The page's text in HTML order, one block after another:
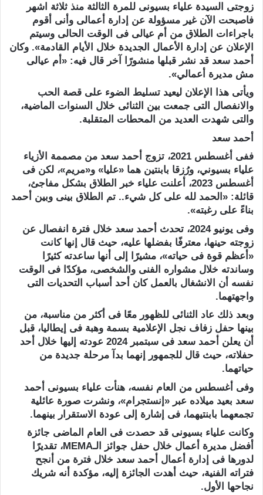
زوجتى السيدة علياء بسيونى للمرة الثالثة منذ ثلاثة اشهر
فاصبحت الآن غير مسؤولة عن إدارة أعمالى وأنى أقوم
باجراءات الطلاق من أم عيالى فى الوقت الحالى وسيتم
الإعلان عن إدارة الأعمال الجديدة خلال الأيام القادمة». وكان
أحمد سعد قد نشر قبلها منشورًا آخر قال فيه: «أم عيالى
مش مديرة أعمالي».
ويأتى هذا الإعلان ليعيد تسليط الضوء على قصة الحب
والانفصال التى جمعت بين الثنائى خلال السنوات الماضية،
والتى شهدت العديد من المحطات المتقلبة.
أحمد سعد
ففى أغسطس 2021، تزوج أحمد سعد من مصممة الأزياء
علياء بسيوني، ورُزقا بابنتين هما «عليا» و«مريم»، لكن فى
أغسطس 2023، أعلنت علياء خبر الطلاق بشكل مفاجئ،
قائلة: «الحمد لله على كل شيء.. تم الطلاق بينى وبين أحمد
بناءً على رغبته».
وفى يونيو 2024، تحدث أحمد سعد خلال فترة انفصال عن
زوجته حينها، معترفًا بفضلها عليه، حيث قال إنها كانت
«أعظم قوة فى حياته»، مشيرًا إلى أنها ساعدته كثيرًا
وساندته خلال مشواره الفنى والشخصى، مؤكدًا فى الوقت
نفسه أن الانشغال بالعمل كان أحد أسباب التحديات التى
واجهتهما.
وبعد ذلك عاد الثنائى للظهور معًا فى أكثر من مناسبة، من
بينها حفل زفاف نجل الإعلامية بسمة وهبة فى إيطاليا، قبل
أن يعلن أحمد سعد فى سبتمبر 2024 عودته إليها خلال أحد
حفلاته، حيث قال للجمهور إنهما بدآ مرحلة جديدة من
حياتهما.
وفى أغسطس من العام نفسه، هنأت علياء بسيونى أحمد
سعد بعيد ميلاده عبر «إنستجرام»، ونشرت صورة عائلية
تجمعهما بابنتيهما، فى إشارة إلى عودة الاستقرار بينهما.
وكانت علياء بسيونى قد حصدت فى العام الماضى جائزة
أفضل مديرة أعمال خلال حفل جوائز الـMEMA، تقديرًا
لدورها فى إدارة أعمال أحمد سعد خلال فترة من أنجح
فتراته الفنية، حيث أهدت الجائزة إليه، مؤكدة أنه شريك
نجاحها الأول.